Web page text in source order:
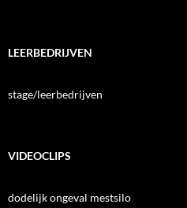
LEERBEDRIJVEN
stage/leerbedrijven
VIDEOCLIPS
dodelijk ongeval mestsilo